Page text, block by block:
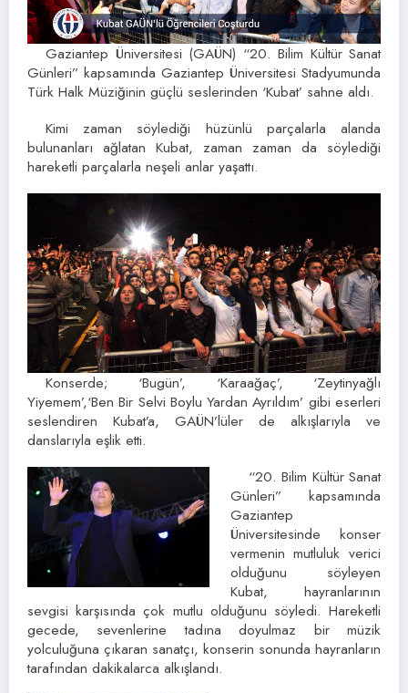
Gaziantep Üniversitesi (GAÜN) “20. Bilim Kültür Sanat
Günleri” kapsamında Gaziantep Üniversitesi Stadyumunda
Türk Halk Müziğinin güçlü seslerinden ‘Kubat’ sahne aldı.
Kimi zaman söylediği hüzünlü parçalarla alanda
bulunanları ağlatan Kubat, zaman zaman da söylediği
hareketli parçalarla neşeli anlar yaşattı.
Konserde; ‘Bugün’, ‘Karaağaç’, ‘Zeytinyağlı
Yiyemem’,‘Ben Bir Selvi Boylu Yardan Ayrıldım’ gibi eserleri
seslendiren Kubat’a, GAÜN’lüler de alkışlarıyla ve
danslarıyla eşlik etti.
“20. Bilim Kültür Sanat
Günleri” kapsamında
Gaziantep
Üniversitesinde konser
vermenin mutluluk verici
olduğunu söyleyen
Kubat, hayranlarının
sevgisi karşısında çok mutlu olduğunu söyledi. Hareketli
gecede, sevenlerine tadına doyulmaz bir müzik
yolculuğuna çıkaran sanatçı, konserin sonunda hayranların
tarafından dakikalarca alkışlandı.